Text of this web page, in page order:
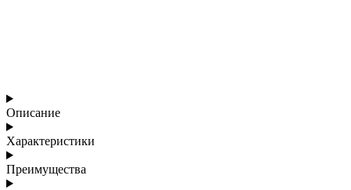
Описание
Характеристики
Преимущества